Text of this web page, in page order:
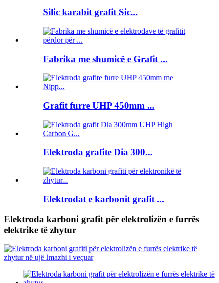
Silic karabit grafit Sic...
Fabrika me shumicë e Grafit ...
Grafit furre UHP 450mm ...
Elektroda grafite Dia 300...
Elektrodat e karbonit grafit ...
Elektroda karboni grafit për elektrolizën e furrës
elektrike të zhytur